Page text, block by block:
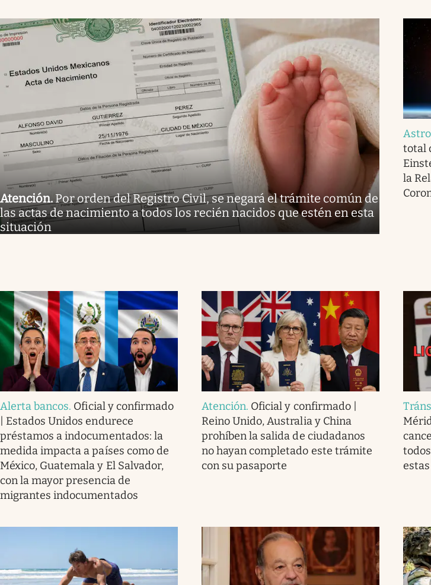
Atención. Por orden del Registro Civil, se negará el trámite común de
las actas de nacimiento a todos los recién nacidos que estén en esta
situación
total
la
Alerta bancos. Oficial y confirmado
| Estados Unidos endurece
préstamos a indocumentados: la
medida impacta a países como de
México, Guatemala y El Salvador,
con la mayor presencia de
migrantes indocumentados
Atención. Oficial y confirmado |
Reino Unido, Australia y China
prohíben la salida de ciudadanos
no hayan completado este trámite
con su pasaporte